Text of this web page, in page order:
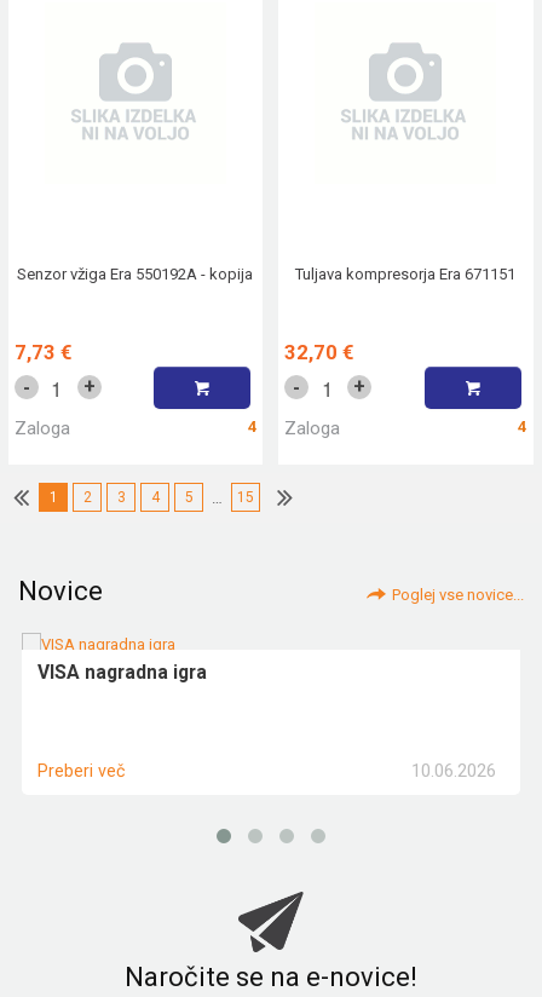
Senzor vžiga Era 550192A - kopija
7,73 €
- +
Zaloga 4
Tuljava kompresorja Era 671151
32,70 €
- +
Zaloga 4
1 2 3 4 5 15
Novice Poglej vse novice...
VISA nagradna igra
10.06.2026
Preberi več
Naročite se na e-novice!